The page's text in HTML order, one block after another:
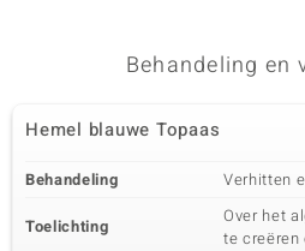
Behandeling en
Hemel blauwe Topaas
Behandeling Verhitten
Toelichting
Over het
te creëren